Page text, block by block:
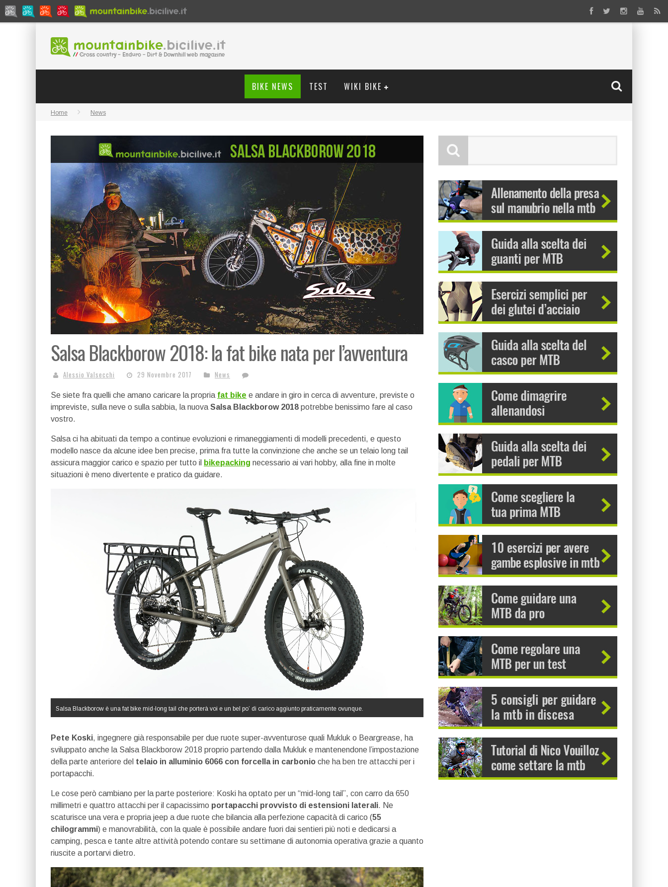
BIKE NEWS TEST WIKI BIKE
Home News
Salsa Blackborow 2018: la fat bike nata per l’avventura
Alessio Valsecchi 29 Novembre 2017 News
Se siete fra quelli che amano caricare la propria fat bike e andare in giro in cerca di avventure, previste o
impreviste, sulla neve o sulla sabbia, la nuova Salsa Blackborow 2018 potrebbe benissimo fare al caso
vostro.
Salsa ci ha abituati da tempo a continue evoluzioni e rimaneggiamenti di modelli precedenti, e questo
modello nasce da alcune idee ben precise, prima fra tutte la convinzione che anche se un telaio long tail
assicura maggior carico e spazio per tutto il bikepacking necessario ai vari hobby, alla fine in molte
situazioni è meno divertente e pratico da guidare.
Salsa Blackborow è una fat bike mid-long tail che porterà voi e un bel po’ di carico aggiunto praticamente ovunque.
Pete Koski, ingegnere già responsabile per due ruote super-avventurose quali Mukluk o Beargrease, ha
sviluppato anche la Salsa Blackborow 2018 proprio partendo dalla Mukluk e mantenendone l’impostazione
della parte anteriore del telaio in alluminio 6066 con forcella in carbonio che ha ben tre attacchi per i
portapacchi.
Le cose però cambiano per la parte posteriore: Koski ha optato per un “mid-long tail”, con carro da 650
millimetri e quattro attacchi per il capacissimo portapacchi provvisto di estensioni laterali. Ne
scaturisce una vera e propria jeep a due ruote che bilancia alla perfezione capacità di carico (55
chilogrammi) e manovrabilità, con la quale è possibile andare fuori dai sentieri più noti e dedicarsi a
camping, pesca e tante altre attività potendo contare su settimane di autonomia operativa grazie a quanto
riuscite a portarvi dietro.